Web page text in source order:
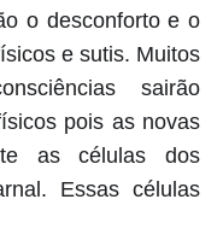
o desconforto e o
e sutis. Muitos
sairão
pois as novas
as células dos
Essas células